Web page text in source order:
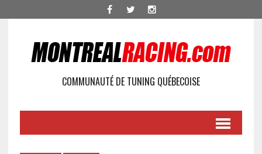
COMMUNAUTÉ DE TUNING QUÉBECOISE